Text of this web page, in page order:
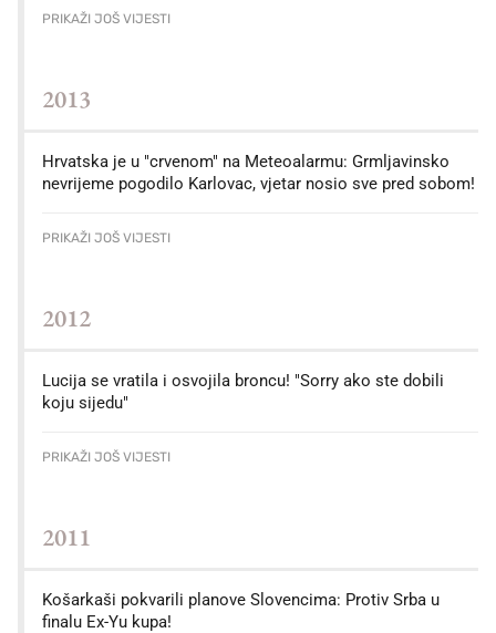
PRIKAŽI JOŠ VIJESTI
2013
Hrvatska je u "crvenom" na Meteoalarmu: Grmljavinsko
nevrijeme pogodilo Karlovac, vjetar nosio sve pred sobom!
PRIKAŽI JOŠ VIJESTI
2012
Lucija se vratila i osvojila broncu! "Sorry ako ste dobili
koju sijedu"
PRIKAŽI JOŠ VIJESTI
2011
Košarkaši pokvarili planove Slovencima: Protiv Srba u
finalu Ex-Yu kupa!